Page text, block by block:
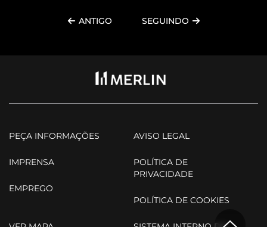
ANTIGO SEGUINDO
PEÇA INFORMAÇÕES
IMPRENSA
EMPREGO
AVISO LEGAL
POLÍTICA DE
PRIVACIDADE
POLÍTICA DE COOKIES